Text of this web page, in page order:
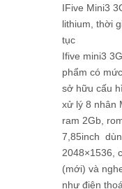
IFive Mini3
lithium, thời
tục
Ifive mini3
phẩm có
sở hữu cấu
xử lý 8 nhân
ram 2Gb,
7,85inch
2048×1536,
(mới) và
như điện